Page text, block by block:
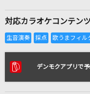
米津玄師
対応カラオケコンテンツ
デンモクアプリで